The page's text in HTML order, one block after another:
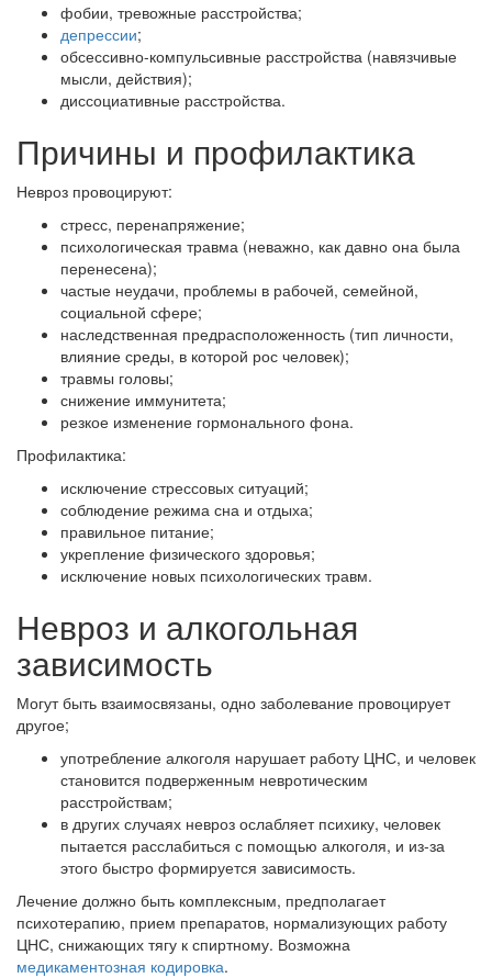
фобии, тревожные расстройства;
депрессии;
обсессивно-компульсивные расстройства (навязчивые
мысли, действия);
диссоциативные расстройства.
Причины и профилактика
Невроз провоцируют:
стресс, перенапряжение;
психологическая травма (неважно, как давно она была
перенесена);
частые неудачи, проблемы в рабочей, семейной,
социальной сфере;
наследственная предрасположенность (тип личности,
влияние среды, в которой рос человек);
травмы головы;
снижение иммунитета;
резкое изменение гормонального фона.
Профилактика:
исключение стрессовых ситуаций;
соблюдение режима сна и отдыха;
правильное питание;
укрепление физического здоровья;
исключение новых психологических травм.
Невроз и алкогольная
зависимость
Могут быть взаимосвязаны, одно заболевание провоцирует
другое;
употребление алкоголя нарушает работу ЦНС, и человек
становится подверженным невротическим
расстройствам;
в других случаях невроз ослабляет психику, человек
пытается расслабиться с помощью алкоголя, и из-за
этого быстро формируется зависимость.
Лечение должно быть комплексным, предполагает
психотерапию, прием препаратов, нормализующих работу
ЦНС, снижающих тягу к спиртному. Возможна
медикаментозная кодировка.